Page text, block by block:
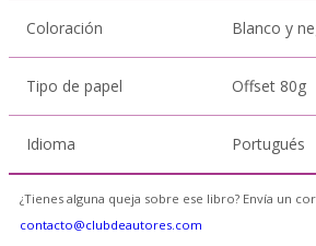
Coloración Blanco y
Tipo de papel Offset 80g
Idioma Portugués
¿Tienes alguna queja sobre ese libro? Envía un
contacto@clubdeautores.com